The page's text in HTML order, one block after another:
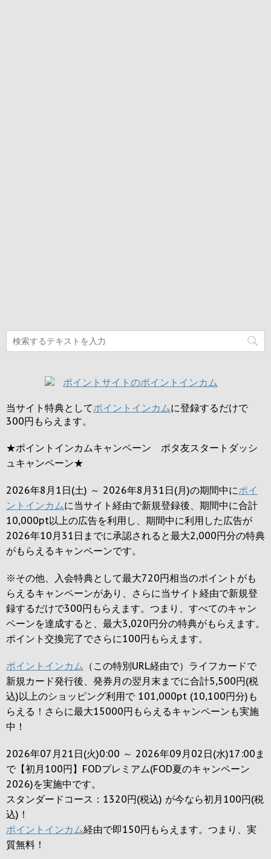
当サイト特典としてポイントインカムに登録するだけで
300円 もらえます。
★ポイントインカムキャンペーン ポタ友スタートダッシ
ュキャンペーン★
2026年8月1日(土) ～ 2026年8月31日(月)の期間中にポイ
ントインカムに当サイト経由で新規登録後、期間中に合計
10,000pt以上の広告を利用し、期間中に利用した広告が
2026年10月31日までに承認されると最大2,000円分の特典
がもらえるキャンペーンです。
※その他、入会特典として最大720円相当のポイントがも
らえるキャンペーンがあり、さらに当サイト経由で新規登
録するだけで300円 もらえます。つまり、すべてのキャン
ペーンを達成すると、最大3,020円分の特典がもらえます。
ポイント交換完了でさらに100円 もらえます。
ポイントインカム （この特別URL経由で）ライフカードで
新規カード発行後、発券月の翌月末までに合計5,500円(税
込)以上のショッピング利用で 101,000pt (10,100円分)も
らえる！さらに最大15000円もらえるキャンペーンも実施
中！
2026年07月21日(火)0:00 ～ 2026年09月02日(水)17:00ま
で【初月100円】FODプレミアム(FOD夏のキャンペーン
2026)を実施中です。
スタンダードコース：1320円(税込) が今なら初月100円(税
込)！
ポイントインカム経由で即150円もらえます。つまり、実
質無料！